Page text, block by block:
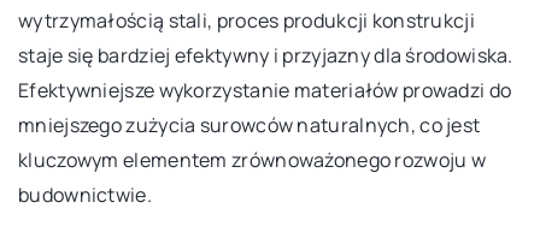
wytrzymałością stali, proces produkcji konstrukcji
staje się bardziej efektywny i przyjazny dla środowiska.
Efektywniejsze wykorzystanie materiałów prowadzi do
mniejszego zużycia surowców naturalnych, co jest
kluczowym elementem zrównoważonego rozwoju w
budownictwie.